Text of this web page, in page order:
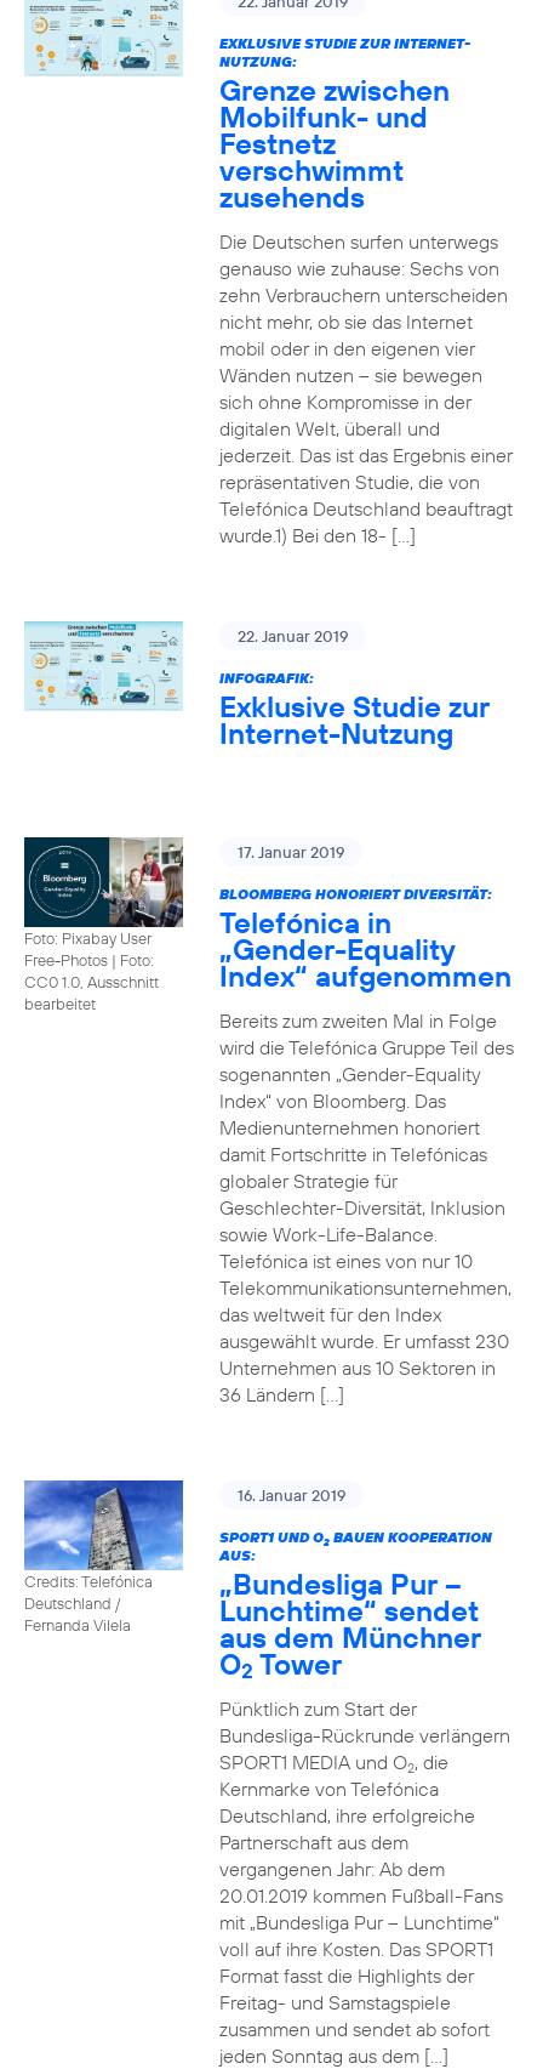
EXKLUSIVE STUDIE ZUR INTERNET-
NUTZUNG:
Grenze zwischen
Mobilfunk- und
Festnetz
verschwimmt
zusehends
Die Deutschen surfen unterwegs
genauso wie zuhause: Sechs von
zehn Verbrauchern unterscheiden
nicht mehr, ob sie das Internet
mobil oder in den eigenen vier
Wänden nutzen – sie bewegen
sich ohne Kompromisse in der
digitalen Welt, überall und
jederzeit. Das ist das Ergebnis einer
repräsentativen Studie, die von
Telefónica Deutschland beauftragt
wurde.1) Bei den 18- […]
22. Januar 2019
INFOGRAFIK:
Exklusive Studie zur
Internet-Nutzung
Foto: Pixabay User
Free-Photos | Foto:
CC0 1.0, Ausschnitt
bearbeitet
17. Januar 2019
BLOOMBERG HONORIERT DIVERSITÄT:
Telefónica in
„Gender-Equality
Index“ aufgenommen
Bereits zum zweiten Mal in Folge
wird die Telefónica Gruppe Teil des
sogenannten „Gender-Equality
Index“ von Bloomberg. Das
Medienunternehmen honoriert
damit Fortschritte in Telefónicas
globaler Strategie für
Geschlechter-Diversität, Inklusion
sowie Work-Life-Balance.
Telefónica ist eines von nur 10
Telekommunikationsunternehmen,
das weltweit für den Index
ausgewählt wurde. Er umfasst 230
Unternehmen aus 10 Sektoren in
36 Ländern […]
Credits: Telefónica
Deutschland /
Fernanda Vilela
16. Januar 2019
SPORT1 UND O2BAUEN KOOPERATION
AUS:
„Bundesliga Pur –
Lunchtime“ sendet
aus dem Münchner
O2 Tower
Pünktlich zum Start der
Bundesliga-Rückrunde verlängern
SPORT1 MEDIA und O2, die
Kernmarke von Telefónica
Deutschland, ihre erfolgreiche
Partnerschaft aus dem
vergangenen Jahr: Ab dem
20.01.2019 kommen Fußball-Fans
mit „Bundesliga Pur – Lunchtime“
voll auf ihre Kosten. Das SPORT1
Format fasst die Highlights der
Freitag- und Samstagspiele
zusammen und sendet ab sofort
jeden Sonntag aus dem […]